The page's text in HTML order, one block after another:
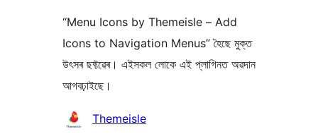
“Menu Icons by Themeisle – Add
Icons to Navigation Menus” হৈছে মুক্ত
উৎসৰ ছফ্টৱেৰ। এইসকল লোকে এই প্লাগিনত অৱদান
আগবঢ়াইছে।
অৱদানকাৰীসকলThemeisle